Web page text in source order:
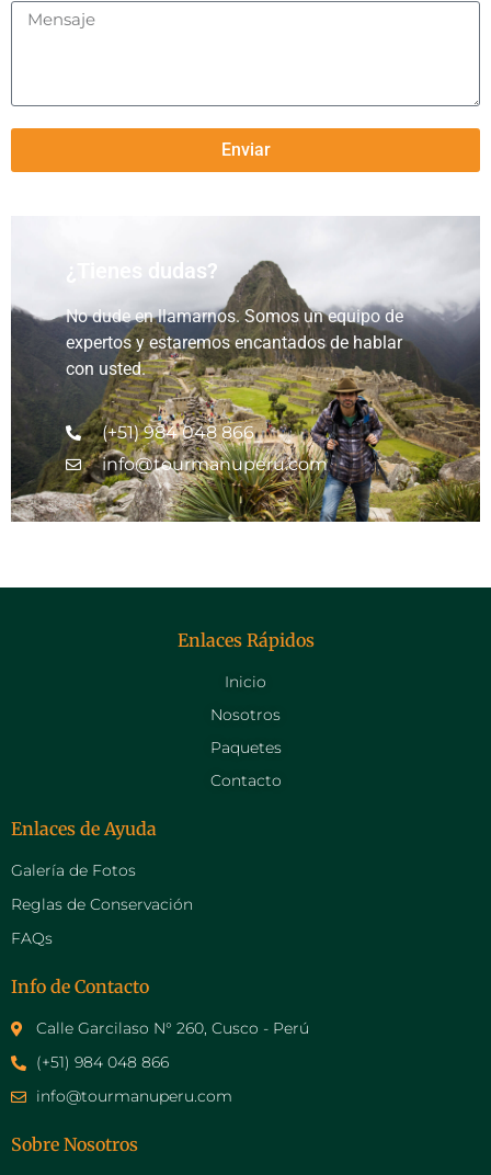
Enviar
¿Tienes dudas?
No dude en llamarnos. Somos un equipo de
expertos y estaremos encantados de hablar
con usted.
(+51) 984 048 866
info@tourmanuperu.com
Enlaces Rápidos
Inicio
Nosotros
Paquetes
Contacto
Enlaces de Ayuda
Galería de Fotos
Reglas de Conservación
FAQs
Info de Contacto
Calle Garcilaso N° 260, Cusco - Perú
(+51) 984 048 866
info@tourmanuperu.com
Sobre Nosotros